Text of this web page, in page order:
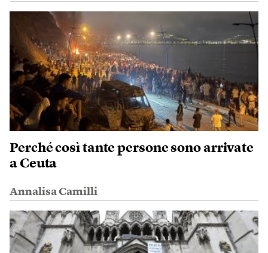
Perché così tante persone sono arrivate
a Ceuta
Annalisa Camilli